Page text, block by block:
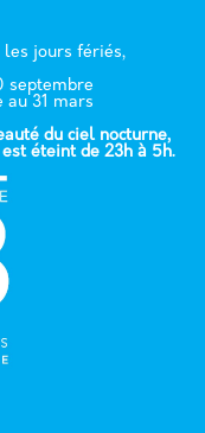
jours fériés,
septembre
au 31 mars
du ciel nocturne,
éteint de 23h à 5h.